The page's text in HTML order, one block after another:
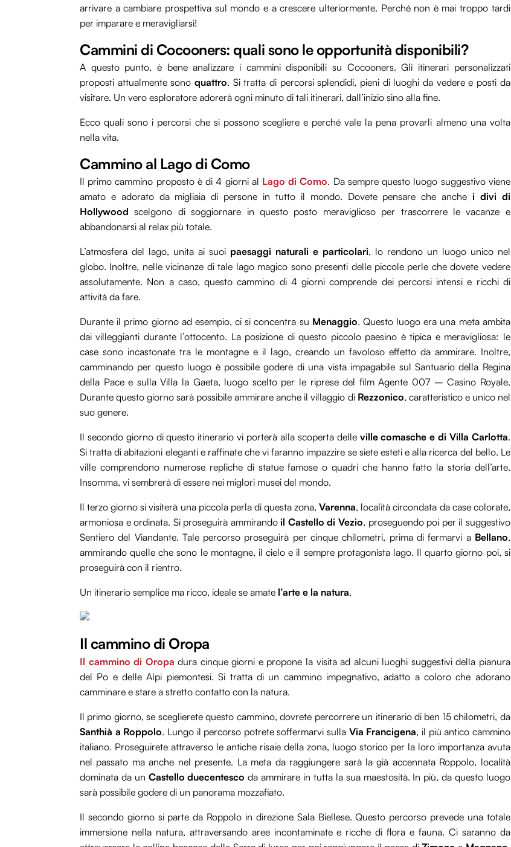
arrivare a cambiare prospettiva sul mondo e a crescere ulteriormente. Perché non è mai troppo tardi
per imparare e meravigliarsi!
Cammini di Cocooners: quali sono le opportunità disponibili?
A questo punto, è bene analizzare i cammini disponibili su Cocooners. Gli itinerari personalizzati
proposti attualmente sonoquattro. Si tratta di percorsi splendidi, pieni di luoghi da vedere e posti da
visitare. Un vero esploratore adorerà ogni minuto di tali itinerari, dall’inizio sino alla fine.
Ecco quali sono i percorsi che si possono scegliere e perché vale la pena provarli almeno una volta
nella vita.
Cammino al Lago di Como
Il primo cammino proposto è di 4 giorni al Lago di Como. Da sempre questo luogo suggestivo viene
amato e adorato da migliaia di persone in tutto il mondo. Dovete pensare che anchei divi di
Hollywood scelgono di soggiornare in questo posto meraviglioso per trascorrere le vacanze e
abbandonarsi al relax più totale.
L’atmosfera del lago, unita ai suoi paesaggi naturali e particolari, lo rendono un luogo unico nel
globo. Inoltre, nelle vicinanze di tale lago magico sono presenti delle piccole perle che dovete vedere
assolutamente. Non a caso, questo cammino di 4 giorni comprende dei percorsi intensi e ricchi di
attività da fare.
Durante il primo giorno ad esempio, ci si concentra su Menaggio. Questo luogo era una meta ambita
dai villeggianti durante l’ottocento. La posizione di questo piccolo paesino è tipica e meravigliosa: le
case sono incastonate tra le montagne e il lago, creando un favoloso effetto da ammirare. Inoltre,
camminando per questo luogo è possibile godere di una vista impagabile sul Santuario della Regina
della Pace e sulla Villa la Gaeta, luogo scelto per le riprese del film Agente 007 – Casino Royale.
Durante questo giorno sarà possibile ammirare anche il villaggio di Rezzonico, caratteristico e unico nel
suo genere.
Il secondo giorno di questo itinerario vi porterà alla scoperta delle ville comasche e di Villa Carlotta.
Si tratta di abitazioni eleganti e raffinate che vi faranno impazzire se siete esteti e alla ricerca del bello. Le
ville comprendono numerose repliche di statue famose o quadri che hanno fatto la storia dell’arte.
Insomma, vi sembrerà di essere nei miglori musei del mondo.
Il terzo giorno si visiterà una piccola perla di questa zona,Varenna, località circondata da case colorate,
armoniosa e ordinata. Si proseguirà ammirandoil Castello di Vezio, proseguendo poi per il suggestivo
Sentiero del Viandante. Tale percorso proseguirà per cinque chilometri, prima di fermarvi a Bellano,
ammirando quelle che sono le montagne, il cielo e il sempre protagonista lago. Il quarto giorno poi, si
proseguirà con il rientro.
Un itinerario semplice ma ricco, ideale se amate l’arte e la natura.
Il cammino di Oropa
Il cammino di Oropa dura cinque giorni e propone la visita ad alcuni luoghi suggestivi della pianura
del Po e delle Alpi piemontesi. Si tratta di un cammino impegnativo, adatto a coloro che adorano
camminare e stare a stretto contatto con la natura.
Il primo giorno, se sceglierete questo cammino, dovrete percorrere un itinerario di ben 15 chilometri, da
Santhià a Roppolo. Lungo il percorso potrete soffermarvi sulla Via Francigena, il più antico cammino
italiano. Proseguirete attraverso le antiche risaie della zona, luogo storico per la loro importanza avuta
nel passato ma anche nel presente. La meta da raggiungere sarà la già accennata Roppolo, località
dominata da un Castello duecentesco da ammirare in tutta la sua maestosità. In più, da questo luogo
sarà possibile godere di un panorama mozzafiato.
Il secondo giorno si parte da Roppolo in direzione Sala Biellese. Questo percorso prevede una totale
immersione nella natura, attraversando aree incontaminate e ricche di flora e fauna. Ci saranno da